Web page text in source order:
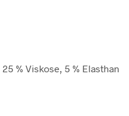
% Viskose, 5 % Elasthan